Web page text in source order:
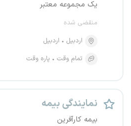
یک مجموعه معتبر
منقضی شده
اردبیل
اردبیل
تمام وقت
پاره وقت
نمایندگی بیمه
بیمه کارآفرین